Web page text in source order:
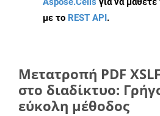
με το REST API.
Μετατροπή PDF
στο διαδίκτυο:
εύκολη μέθοδος